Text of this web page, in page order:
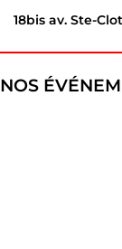
18bis av. Ste-
NOS